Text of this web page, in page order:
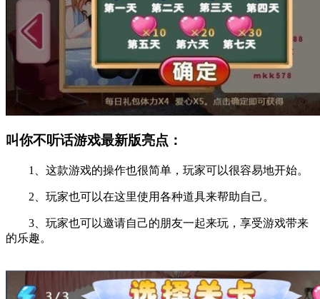
叫你不听话游戏最新版亮点：
1、这款游戏的操作也很简单，玩家可以很容易地开始。
2、玩家也可以在这里使用各种道具来帮助自己。
3、玩家也可以邀请自己的朋友一起来玩，享受游戏带来
的乐趣。